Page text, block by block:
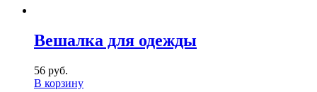
Вешалка для одежды
56 руб.
В корзину